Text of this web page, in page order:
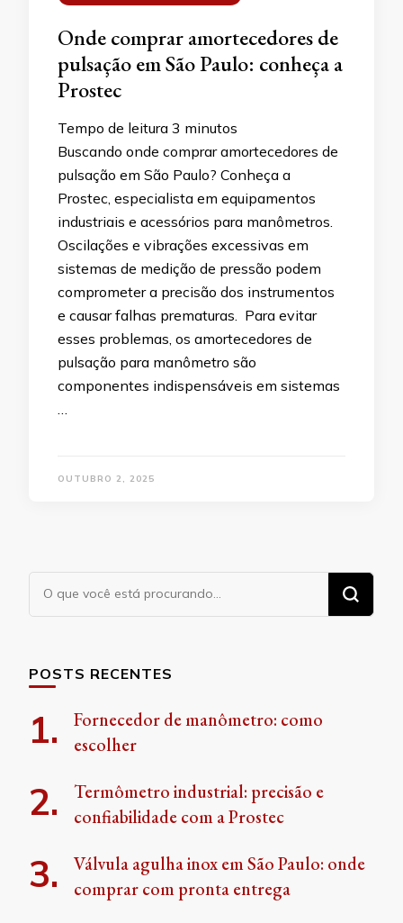
Onde comprar amortecedores de
pulsação em São Paulo: conheça a
Prostec
Tempo de leitura 3 minutos
Buscando onde comprar amortecedores de
pulsação em São Paulo? Conheça a
Prostec, especialista em equipamentos
industriais e acessórios para manômetros.
Oscilações e vibrações excessivas em
sistemas de medição de pressão podem
comprometer a precisão dos instrumentos
e causar falhas prematuras. Para evitar
esses problemas, os amortecedores de
pulsação para manômetro são
componentes indispensáveis em sistemas
…
OUTUBRO 2, 2025
Procurando
algo?
POSTS RECENTES
Fornecedor de manômetro: como
escolher
Termômetro industrial: precisão e
confiabilidade com a Prostec
Válvula agulha inox em São Paulo: onde
comprar com pronta entrega